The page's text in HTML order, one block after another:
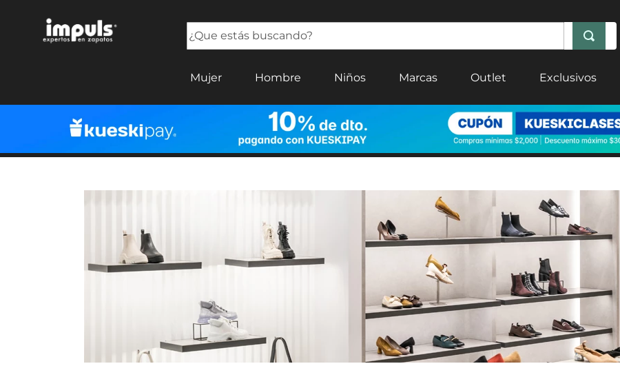
Mujer Hombre Niños Marcas Outlet Exclusivos
sandalias mujer
tenis hombre